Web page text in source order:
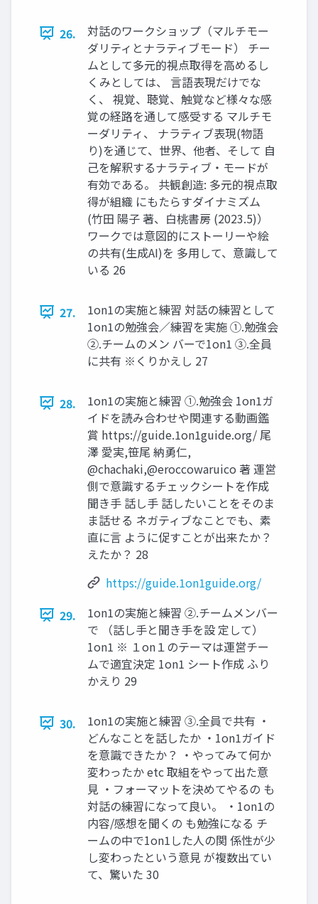
26.
対話のワークショップ（マルチモー
ダリティとナラティブモード） チー
ムとして多元的視点取得を高めるし
くみとしては、 言語表現だけでな
く、 視覚、聴覚、触覚など様々な感
覚の経路を通して感受する マルチモ
ーダリティ、 ナラティブ表現(物語
り)を通じて、世界、他者、そして 自
己を解釈するナラティブ・モードが
有効である。 共観創造: 多元的視点取
得が組織 にもたらすダイナミズム
(竹田 陽子 著、白桃書房 (2023.5)）
ワークでは意図的にストーリーや絵
の共有(生成AI)を 多用して、意識して
いる 26
27.
1on1の実施と練習 対話の練習として
1on1の勉強会／練習を実施 ①.勉強会
②.チームのメン バーで1on1 ③.全員
に共有 ※くりかえし 27
28.
1on1の実施と練習 ①.勉強会 1on1ガ
イドを読み合わせや関連する動画鑑
賞 https://guide.1on1guide.org/ 尾
澤 愛実,笹尾 納勇仁,
@chachaki,@eroccowaruico 著 運営
側で意識するチェックシートを作成
聞き手 話し手 話したいことをそのま
ま話せる ネガティブなことでも、素
直に言 ように促すことが出来たか？
えたか？ 28
https://guide.1on1guide.org/
29.
1on1の実施と練習 ②.チームメンバー
で （話し手と聞き手を設 定して）
1on1 ※ １on１のテーマは運営チー
ムで適宜決定 1on1 シート作成 ふり
かえり 29
30.
1on1の実施と練習 ③.全員で共有 ・
どんなことを話したか ・1on1ガイド
を意識できたか？ ・やってみて何か
変わったか etc 取組をやって出た意
見 ・フォーマットを決めてやるの も
対話の練習になって良い。 ・1on1の
内容/感想を聞くの も勉強になる チ
ームの中で1on1した人の関 係性が少
し変わったという意見 が複数出てい
て、驚いた 30